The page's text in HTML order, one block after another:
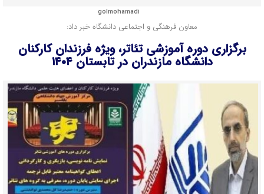
golmohamadi
معاون فرهنگی و اجتماعی دانشگاه خبر داد:
برگزاری دوره آموزشی تئاتر، ویژه فرزندان کارکنان
دانشگاه مازندران در تابستان ۱۴۰۴